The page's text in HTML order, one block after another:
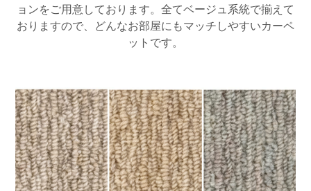
ョンをご用意しております。全てベージュ系統で揃えて
おりますので、どんなお部屋にもマッチしやすいカーペ
ットです。